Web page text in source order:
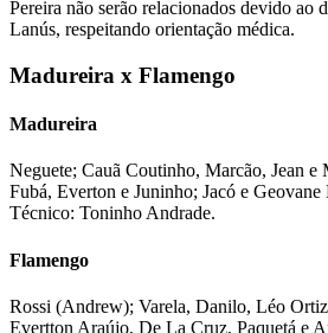
Pereira não serão relacionados devido ao
Lanús, respeitando orientação médica.
Madureira x Flamengo
Madureira
Neguete; Cauã Coutinho, Marcão, Jean e
Fubá, Everton e Juninho; Jacó e Geovane
Técnico: Toninho Andrade.
Flamengo
Rossi (Andrew); Varela, Danilo, Léo
Evertton Araújo, De La Cruz, Paquetá e